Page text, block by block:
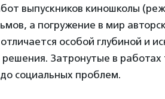
выпускников киношколы
а погружение в мир
особой глубиной и
решения. Затронутые в
социальных проблем.